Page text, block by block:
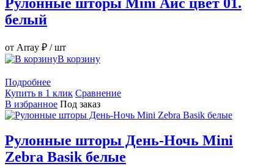
белый
от Array ₽ / шт
В корзину
Подробнее
Купить в 1 клик Сравнение
В избранное Под заказ
Рулонные шторы День-Ночь Mini
Zebra Basik белые